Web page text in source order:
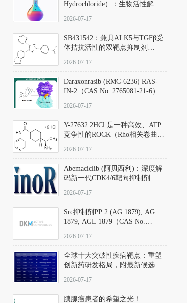
Hydrochloride）：生物活性解
范
2026-07-17
SB431542：兼具ALK5与TGFβ受
体拮抗活性的双靶点抑制剂
D801067）
2026-07-17
Daraxonrasib (RMC-6236) RAS-
IN-2（CAS No. 2765081-21-6）：
向KRAS/NRAS/HRAS的广谱RAS
2026-07-17
Y-27632 2HCl 是一种高效、ATP
竞争性的ROCK（Rho相关卷曲螺
同等抑制ROCK1与ROCK2；其通
过精准嵌入激酶的ATP结合位点
发挥抑制作用，对ROCK1和
ROCK2的解离常数（Ki）分别为
140 nM和300 nM；在众多丝氨酸/
中，其靶向ROCK的选择性超过
200倍，凸显出优异的分子特异
2026-07-17
Abemaciclib (阿贝西利)：深度解
码新一代CDK4/6靶向抑制剂
2026-07-17
Src抑制剂PP 2 (AG 1879), AG
1879, AGL 1879（CAS No.
应用指南
2026-07-17
全球十大突破性疾病靶点：重塑
创新药研发格局，附最新候选分
2026-07-17
胰腺癌患者的希望之光！